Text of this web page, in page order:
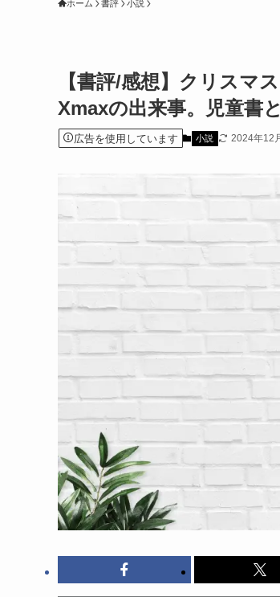
ホーム 書評 小説
【書評/感想】クリスマ
Xmaxの出来事。児童書
広告を使用しています 小説 2024年12